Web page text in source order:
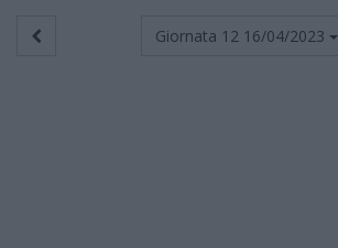
Giornata 12 16/04/2023